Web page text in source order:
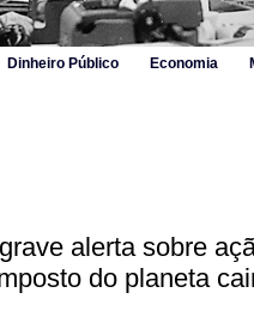
Dinheiro Público Economia
alerta sobre
do planeta